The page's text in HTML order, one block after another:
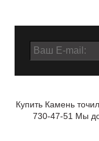
Купить Камень
730-47-51 Мы